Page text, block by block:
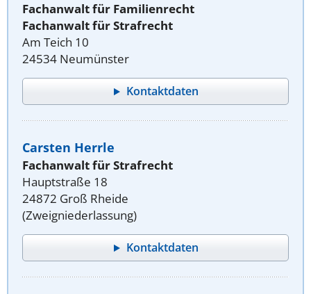
Fachanwalt für Familienrecht
Fachanwalt für Strafrecht
Am Teich 10
24534 Neumünster
Kontaktdaten
Carsten Herrle
Fachanwalt für Strafrecht
Hauptstraße 18
24872 Groß Rheide
(Zweigniederlassung)
Kontaktdaten